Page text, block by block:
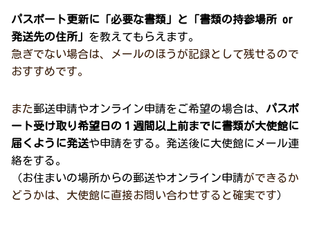
パスポート更新に「必要な書類」と「書類の持参場所 or
発送先の住所」 を教えてもらえます。
急ぎでない場合は、メールのほうが記録として残せるので
おすすめです。
また郵送申請やオンライン申請をご希望の場合は、 パスポ
ート受け取り希望日の１週間以上前までに書類が大使館に
届くように発送や申請をする。発送後に大使館にメール連
絡をする。
（お住まいの場所からの郵送やオンライン申請ができるか
どうかは、大使館に直接お問い合わせすると確実です）